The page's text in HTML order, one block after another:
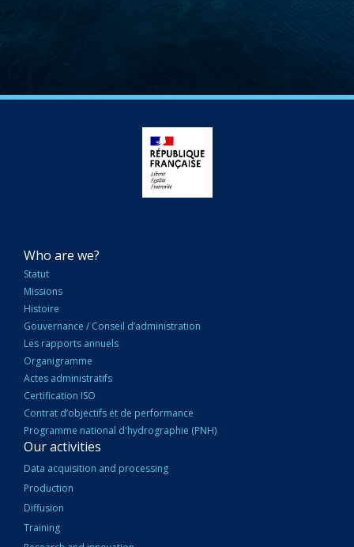
NAVIGATION
PRINCIPALE
Who are we?
Statut
Missions
Histoire
Gouvernance / Conseil d’administration
Les rapports annuels
Organigramme
Actes administratifs
Certification ISO
Contrat d’objectifs et de performance
Programme national d'hydrographie (PNH)
Our activities
Data acquisition and processing
Production
Diffusion
Training